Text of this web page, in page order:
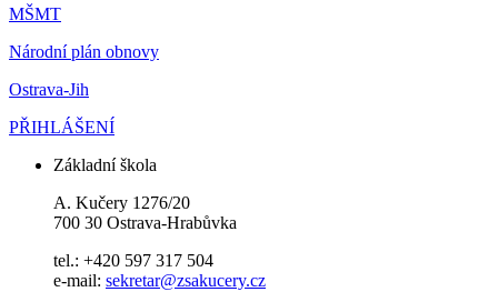
MŠMT
Národní plán obnovy
Ostrava-Jih
PŘIHLÁŠENÍ
Základní škola
A. Kučery 1276/20
700 30 Ostrava-Hrabůvka
tel.: +420 597 317 504
e-mail: sekretar@zsakucery.cz